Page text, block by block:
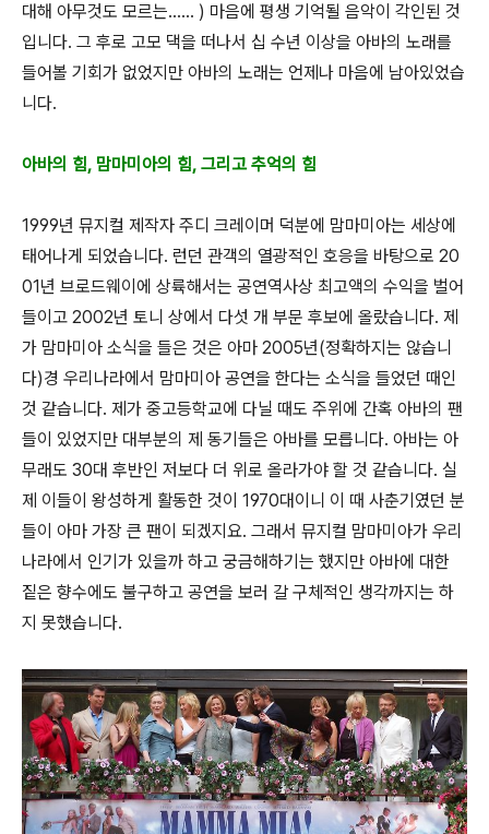
대해 아무것도 모르는…… ) 마음에 평생 기억될 음악이 각인된 것
입니다. 그 후로 고모 댁을 떠나서 십 수년 이상을 아바의 노래를
들어볼 기회가 없었지만 아바의 노래는 언제나 마음에 남아있었습
니다.
아바의 힘, 맘마미아의 힘, 그리고 추억의 힘
1999년 뮤지컬 제작자 주디 크레이머 덕분에 맘마미아는 세상에
태어나게 되었습니다. 런던 관객의 열광적인 호응을 바탕으로 20
01년 브로드웨이에 상륙해서는 공연역사상 최고액의 수익을 벌어
들이고 2002년 토니 상에서 다섯 개 부문 후보에 올랐습니다. 제
가 맘마미아 소식을 들은 것은 아마 2005년(정확하지는 않습니
다)경 우리나라에서 맘마미아 공연을 한다는 소식을 들었던 때인
것 같습니다. 제가 중고등학교에 다닐 때도 주위에 간혹 아바의 팬
들이 있었지만 대부분의 제 동기들은 아바를 모릅니다. 아바는 아
무래도 30대 후반인 저보다 더 위로 올라가야 할 것 같습니다. 실
제 이들이 왕성하게 활동한 것이 1970대이니 이 때 사춘기였던 분
들이 아마 가장 큰 팬이 되겠지요. 그래서 뮤지컬 맘마미아가 우리
나라에서 인기가 있을까 하고 궁금해하기는 했지만 아바에 대한
짙은 향수에도 불구하고 공연을 보러 갈 구체적인 생각까지는 하
지 못했습니다.